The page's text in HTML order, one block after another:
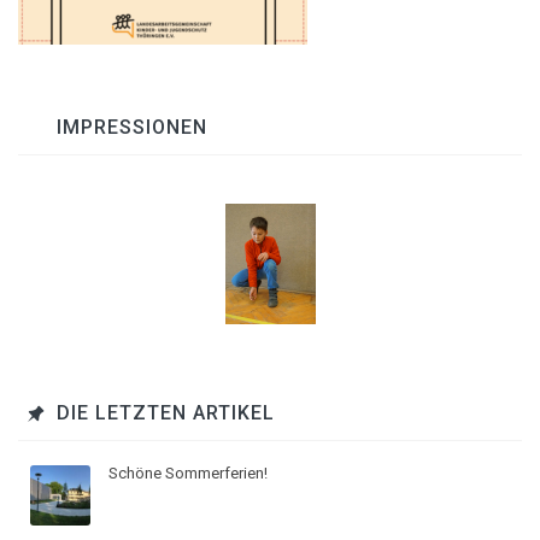
IMPRESSIONEN
DIE LETZTEN ARTIKEL
Schöne Sommerferien!